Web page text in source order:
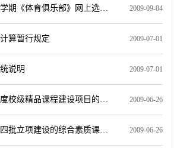
关于06、07级本学期《体育俱乐部》网上选课的通知 2009-09-04
算暂行规定 2009-07-01
说明 2009-07-01
关于申报2009年度校级精品课程建设项目的通知 2009-06-26
关于公布我校第四批立项建设的综合素质课程的通知 2009-06-26